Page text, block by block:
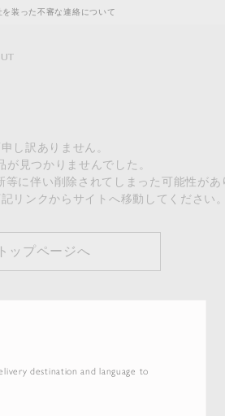
destination and language to
を装った不審な連絡について
し訳ありません。
が見つかりませんでした。
に伴い削除されてしまった可能性があ
リンクからサイトへ移動してください。
トップページへ